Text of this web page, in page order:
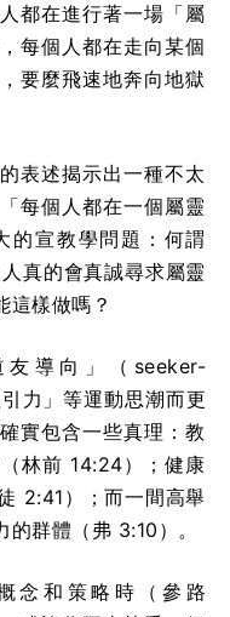
都在進行著一場「屬
每個人都在走向某個
要麼飛速地奔向地獄
表述揭示出一種不太
每個人都在一個屬靈
的宣教學問題：何謂
真的會真誠尋求屬靈
這樣做嗎？
導向」（seeker-
力」等運動思潮而更
實包含一些真理：教
林前 14:24）；健康
2:41）；而一間高舉
群體（弗 3:10）。
念和策略時（參路